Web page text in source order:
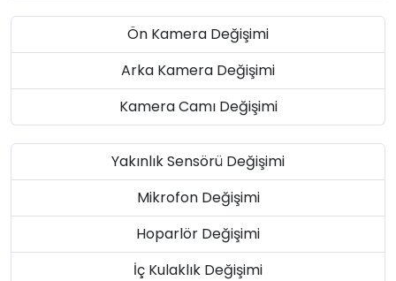
Ön Kamera Değişimi
Arka Kamera Değişimi
Kamera Camı Değişimi
Yakınlık Sensörü Değişimi
Mikrofon Değişimi
Hoparlör Değişimi
İç Kulaklık Değişimi